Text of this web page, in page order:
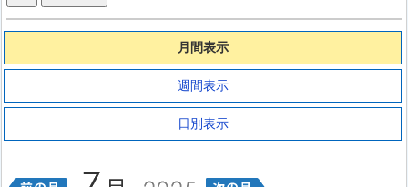
月間表示
週間表示
日別表示